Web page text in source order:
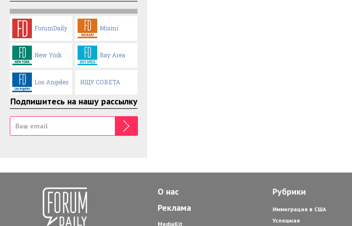
ForumDaily Miami
New York Bay Area
Los Angeles ИЩУ СОВЕТА
Подпишитесь на нашу рассылку
О нас
Реклама
MediaKit
Рубрики
Иммиграция в США
Успешная